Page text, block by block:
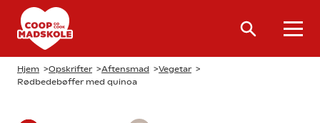
Hjem >Opskrifter >Aftensmad >Vegetar >
Rødbedebøffer med quinoa